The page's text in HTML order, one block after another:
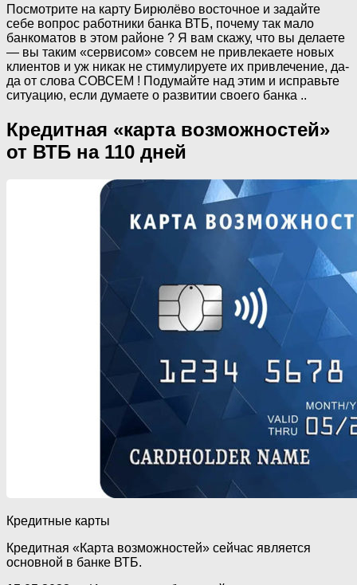
Посмотрите на карту Бирюлёво восточное и задайте
себе вопрос работники банка ВТБ, почему так мало
банкоматов в этом районе ? Я вам скажу, что вы делаете
— вы таким «сервисом» совсем не привлекаете новых
клиентов и уж никак не стимулируете их привлечение, да-
да от слова СОВСЕМ ! Подумайте над этим и исправьте
ситуацию, если думаете о развитии своего банка ..
Кредитная «карта возможностей»
от ВТБ на 110 дней
Кредитные карты
Кредитная «Карта возможностей» сейчас является
основной в банке ВТБ.